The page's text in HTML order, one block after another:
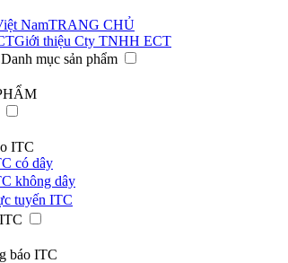
TRANG CHỦ
Giới thiệu Cty TNHH ECT
Danh mục sản phẩm
ITC
có dây
không dây
tuyến ITC
báo ITC